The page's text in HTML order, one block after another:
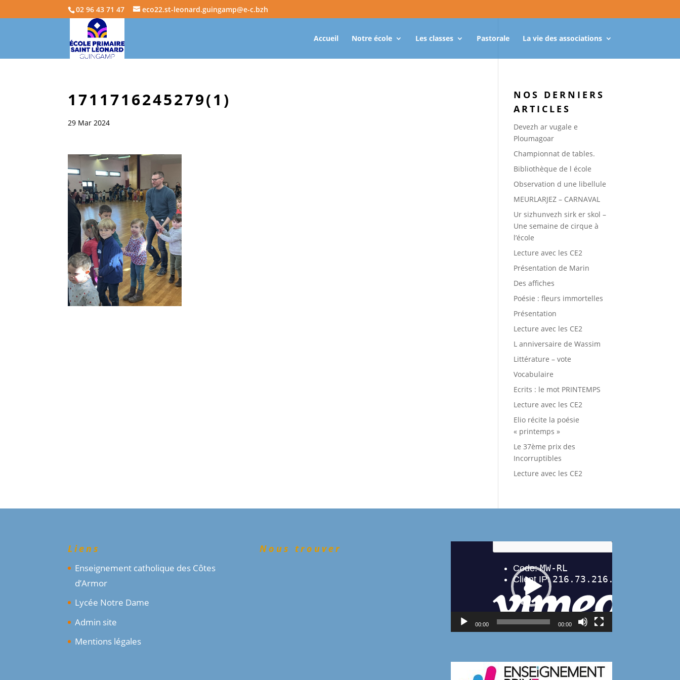
02 96 43 71 47 eco22.st-leonard.guingamp@e-c.bzh
Accueil Notre école Les classes Pastorale La vie des associations
1711716245279(1)
29 Mar 2024
NOS DERNIERS
ARTICLES
Devezh ar vugale e
Ploumagoar
Championnat de tables.
Bibliothèque de l école
Observation d une libellule
MEURLARJEZ – CARNAVAL
Ur sizhunvezh sirk er skol –
Une semaine de cirque à
l’école
Lecture avec les CE2
Présentation de Marin
Des affiches
Poésie : fleurs immortelles
Présentation
Lecture avec les CE2
L anniversaire de Wassim
Littérature – vote
Vocabulaire
Ecrits : le mot PRINTEMPS
Lecture avec les CE2
Elio récite la poésie
« printemps »
Le 37ème prix des
Incorruptibles
Lecture avec les CE2
Liens
Enseignement catholique des Côtes
d’Armor
Lycée Notre Dame
Admin site
Mentions légales
Nous trouver
00:00 00:00